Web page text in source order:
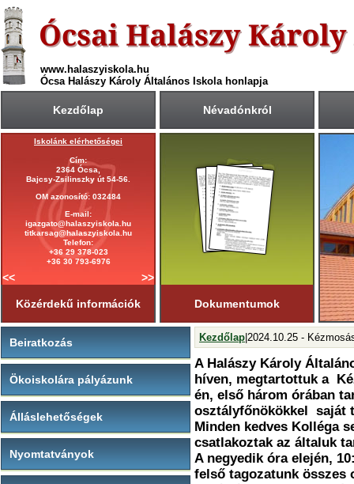
www.halaszyiskola.hu
Ócsa Halászy Károly Általános Iskola honlapja
Kezdőlap Névadónkról
Iskolánk elérhetőségei
Cím:
2364 Ócsa,
Bajcsy-Zsilinszky út 54-56.
OM azonosító: 032484
E-mail:
igazgato@halaszyiskola.hu
titkarsag@halaszyiskola.hu
Telefon:
+36 29 378-023
+36 30 793-6976
Első tanítási nap:
2025. szeptember 1. (hétfő)
Utolsó tanítási nap:
2026. június 19. (péntek)
Tanítási napok száma:
181 nap
Első félév
2026. január 23-igtart.
<< >>
Közérdekű információk Dokumentumok
Beiratkozás
Ökoiskolára pályázunk
Álláslehetőségek
Nyomtatványok
Kezdőlap |2024.10.25 -
A Halászy Károly
híven, megtartottuk a
én, első három órában
osztályfőnökökkel saját
Minden kedves Kolléga
csatlakoztak az általuk
A negyedik óra elején,
felső tagozatunk összes